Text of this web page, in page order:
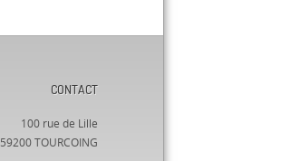
CONTACT
100 rue de Lille
59200 TOURCOING